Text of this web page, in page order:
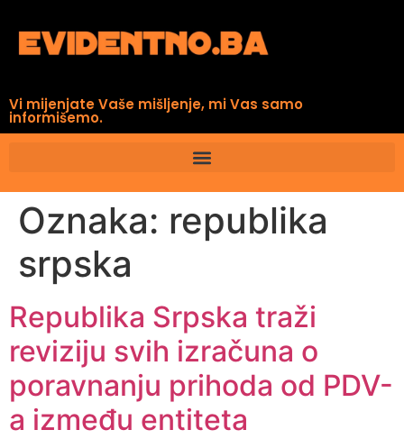
Vi mijenjate Vaše mišljenje, mi Vas samo
informišemo.
Oznaka: republika
srpska
Republika Srpska traži
reviziju svih izračuna o
poravnanju prihoda od PDV-
a između entiteta